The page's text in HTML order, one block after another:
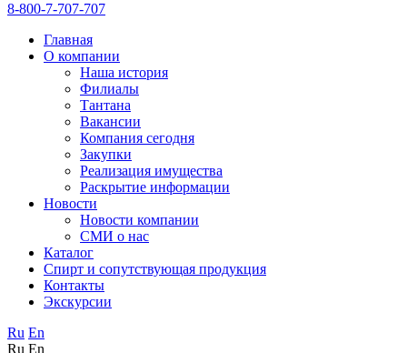
8-800-7-707-707
Главная
О компании
Наша история
Филиалы
Тантана
Вакансии
Компания сегодня
Закупки
Реализация имущества
Раскрытие информации
Новости
Новости компании
СМИ о нас
Каталог
Спирт и сопутствующая продукция
Контакты
Экскурсии
Ru En
Ru En